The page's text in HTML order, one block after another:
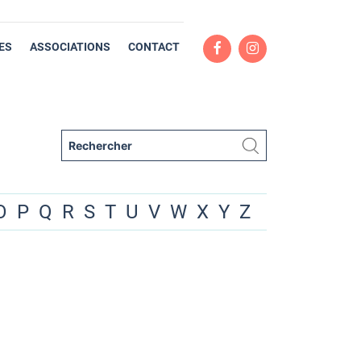
ASSOCIATIONS CONTACT
P Q R S T U V W X Y Z